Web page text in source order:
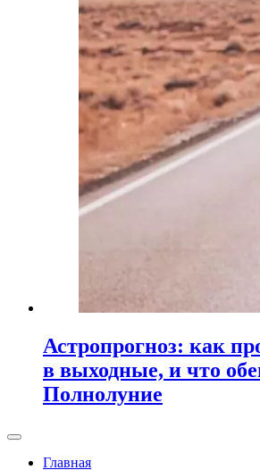
Астропрогноз: как
в выходные, и что
Полнолуние
Главная